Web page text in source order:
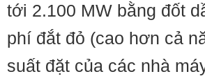
tới 2.100 MW bằng đốt
phí đắt đỏ (cao hơn cả
suất đặt của các nhà